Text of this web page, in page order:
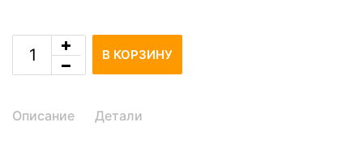
В КОРЗИНУ
Описание Детали